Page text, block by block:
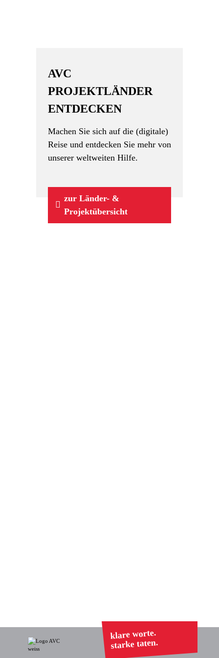
AVC
PROJEKTLÄNDER
ENTDECKEN
Machen Sie sich auf die (digitale)
Reise und entdecken Sie mehr von
unserer weltweiten Hilfe.
zur Länder- &
Projektübersicht
klare worte.
starke taten.